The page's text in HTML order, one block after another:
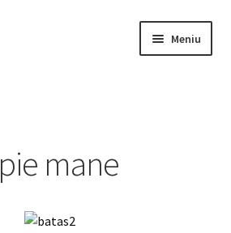
Meniu
mane